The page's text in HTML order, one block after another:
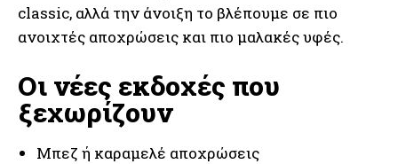
classic, αλλά την άνοιξη το βλέπουμε σε πιο
ανοιχτές αποχρώσεις και πιο μαλακές υφές.
Οι νέες εκδοχές που
ξεχωρίζουν
Μπεζ ή καραμελέ αποχρώσεις